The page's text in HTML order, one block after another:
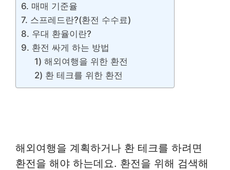
6. 매매 기준율
7. 스프레드란?(환전 수수료)
8. 우대 환율이란?
9. 환전 싸게 하는 방법
1) 해외여행을 위한 환전
2) 환 테크를 위한 환전
해외여행을 계획하거나 환 테크를 하려면
환전을 해야 하는데요. 환전을 위해 검색해